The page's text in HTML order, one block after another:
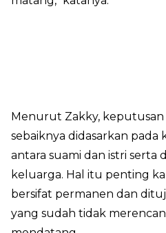
Menurut Zakky, keputusan
sebaiknya didasarkan pada
antara suami dan istri serta
keluarga. Hal itu penting
bersifat permanen dan
yang sudah tidak